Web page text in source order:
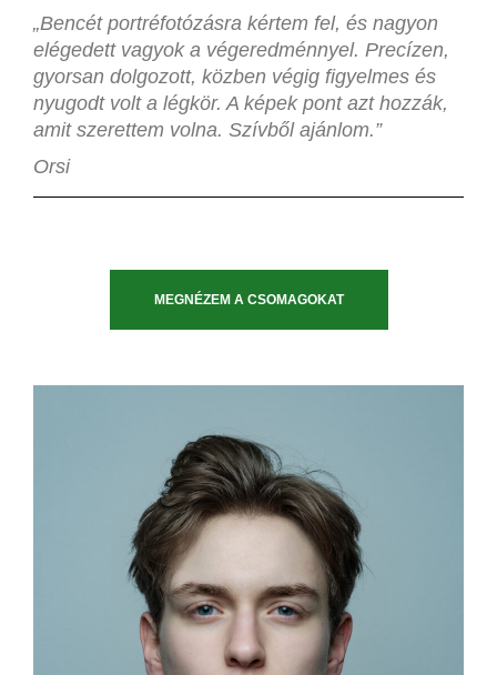
„Bencét portréfotózásra kértem fel, és nagyon
elégedett vagyok a végeredménnyel. Precízen,
gyorsan dolgozott, közben végig figyelmes és
nyugodt volt a légkör. A képek pont azt hozzák,
amit szerettem volna. Szívből ajánlom.”
Orsi
MEGNÉZEM A CSOMAGOKAT